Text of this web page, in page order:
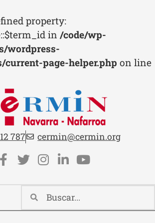
property:
in /code/wp-
wordpress-
current-page-helper.php on line
787 Email:
cermin@cermin.org
cabecera